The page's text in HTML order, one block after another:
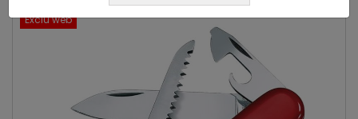
Exclu web